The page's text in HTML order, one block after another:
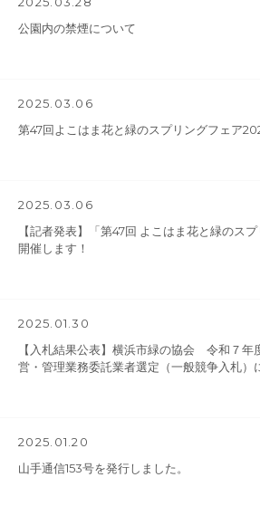
公園内の禁煙について
2025.03.06
第47回よこはま花と緑のスプリングフェア
2025.03.06
【記者発表】「第47回 よこはま花と緑のス
開催します！
2025.01.30
【入札結果公表】横浜市緑の協会 令和７年
営・管理業務委託業者選定（一般競争入札）
2025.01.20
山手通信153号を発行しました。